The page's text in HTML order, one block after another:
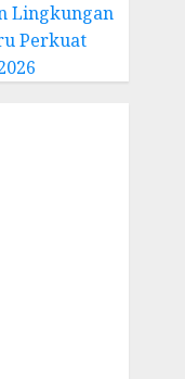
Lingkungan
Perkuat